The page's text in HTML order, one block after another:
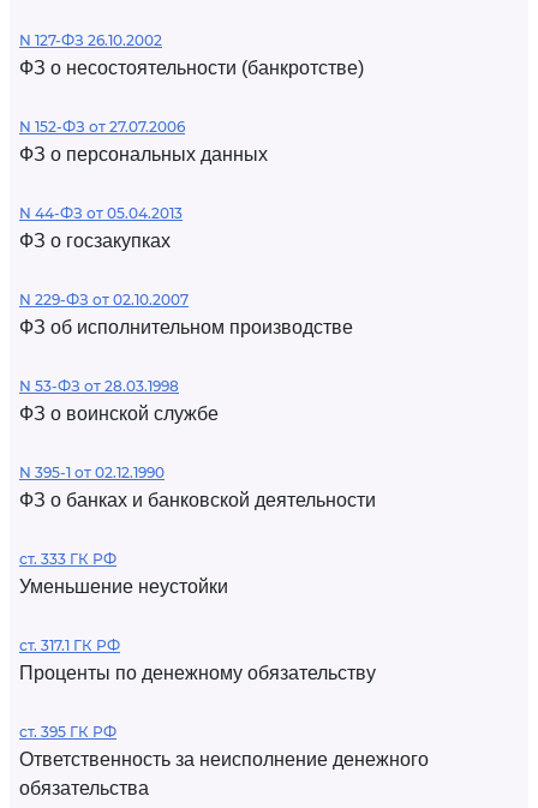
N 127-ФЗ 26.10.2002
ФЗ о несостоятельности (банкротстве)
N 152-ФЗ от 27.07.2006
ФЗ о персональных данных
N 44-ФЗ от 05.04.2013
ФЗ о госзакупках
N 229-ФЗ от 02.10.2007
ФЗ об исполнительном производстве
N 53-ФЗ от 28.03.1998
ФЗ о воинской службе
N 395-1 от 02.12.1990
ФЗ о банках и банковской деятельности
ст. 333 ГК РФ
Уменьшение неустойки
ст. 317.1 ГК РФ
Проценты по денежному обязательству
ст. 395 ГК РФ
Ответственность за неисполнение денежного
обязательства